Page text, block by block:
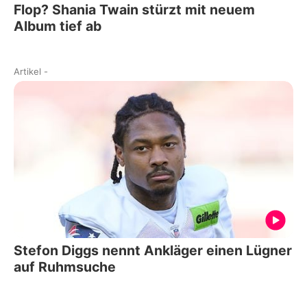
Flop? Shania Twain stürzt mit neuem
Album tief ab
Artikel -
Stefon Diggs nennt Ankläger einen Lügner
auf Ruhmsuche